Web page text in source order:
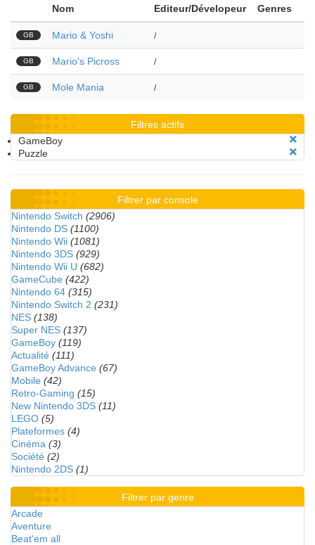
Nom Editeur/Dévelopeur Genres
GB Mario & Yoshi /
GB Mario's Picross /
GB Mole Mania /
Filtres actifs
GameBoy
Puzzle
Filtrer par console
Nintendo Switch (2906)
Nintendo DS (1100)
Nintendo Wii (1081)
Nintendo 3DS (929)
Nintendo Wii U (682)
GameCube (422)
Nintendo 64 (315)
Nintendo Switch 2 (231)
NES (138)
Super NES (137)
GameBoy (119)
Actualité (111)
GameBoy Advance (67)
Mobile (42)
Retro-Gaming (15)
New Nintendo 3DS (11)
LEGO (5)
Plateformes (4)
Cinéma (3)
Société (2)
Nintendo 2DS (1)
Filtrer par genre
Arcade
Aventure
Beat'em all